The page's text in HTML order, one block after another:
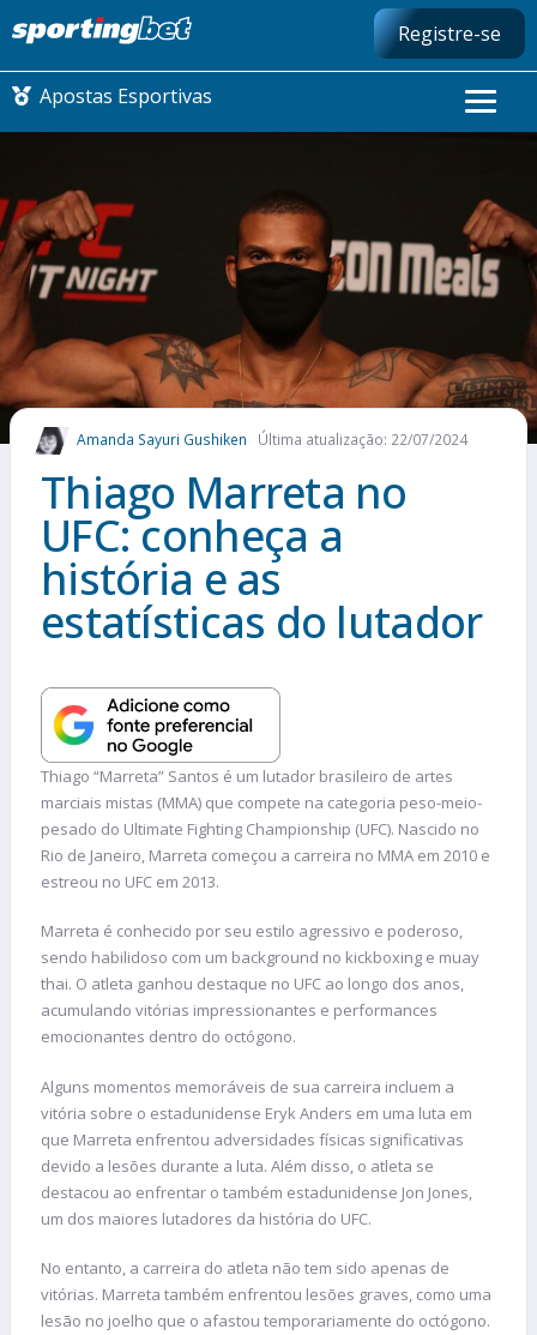
Registre-se
Apostas Esportivas
CONMEBOL LIBERTADORES
FUTEBOL NACIONAL
FUTEBOL INTERNACIONAL
COMO APOSTAR
MAIS ESPORTES
Amanda Sayuri Gushiken Última atualização: 22/07/2024
Thiago Marreta no
UFC: conheça a
história e as
estatísticas do lutador
Thiago “Marreta” Santos é um lutador brasileiro de artes
marciais mistas (MMA) que compete na categoria peso-meio-
pesado do Ultimate Fighting Championship (UFC). Nascido no
Rio de Janeiro, Marreta começou a carreira no MMA em 2010 e
estreou no UFC em 2013.
Marreta é conhecido por seu estilo agressivo e poderoso,
sendo habilidoso com um background no kickboxing e muay
thai. O atleta ganhou destaque no UFC ao longo dos anos,
acumulando vitórias impressionantes e performances
emocionantes dentro do octógono.
Alguns momentos memoráveis de sua carreira incluem a
vitória sobre o estadunidense Eryk Anders em uma luta em
que Marreta enfrentou adversidades físicas significativas
devido a lesões durante a luta. Além disso, o atleta se
destacou ao enfrentar o também estadunidense Jon Jones,
um dos maiores lutadores da história do UFC.
No entanto, a carreira do atleta não tem sido apenas de
vitórias. Marreta também enfrentou lesões graves, como uma
lesão no joelho que o afastou temporariamente do octógono.